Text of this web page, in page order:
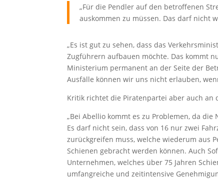
„Für die Pendler auf den betroffenen
auskommen zu müssen. Das darf nicht
„Es ist gut zu sehen, dass das
Zugführern aufbauen möchte. Das kommt
Ministerium permanent an der Seite der
Ausfälle können wir uns nicht erlauben,
Kritik richtet die Piratenpartei aber auch an
„Bei Abellio kommt es zu Problemen, da
Es darf nicht sein, dass von 16 nur zwei
zurückgreifen muss, welche wiederum aus
Schienen gebracht werden können. Auch
Unternehmen, welches über 75 Jahren
umfangreiche und zeitintensive